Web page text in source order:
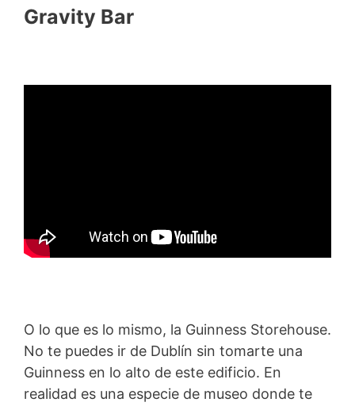
Gravity Bar
O lo que es lo mismo, la Guinness Storehouse.
No te puedes ir de Dublín sin tomarte una
Guinness en lo alto de este edificio. En
realidad es una especie de museo donde te